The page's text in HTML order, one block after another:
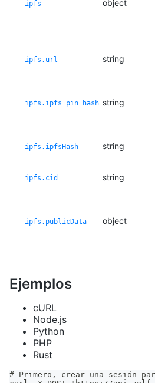
ipfs object
ipfs.url string
ipfs.ipfs_pin_hash string
ipfs.ipfsHash string
ipfs.cid string
ipfs.publicData object
Ejemplos
cURL
Node.js
Python
PHP
Rust
# Primero, crear una sesión